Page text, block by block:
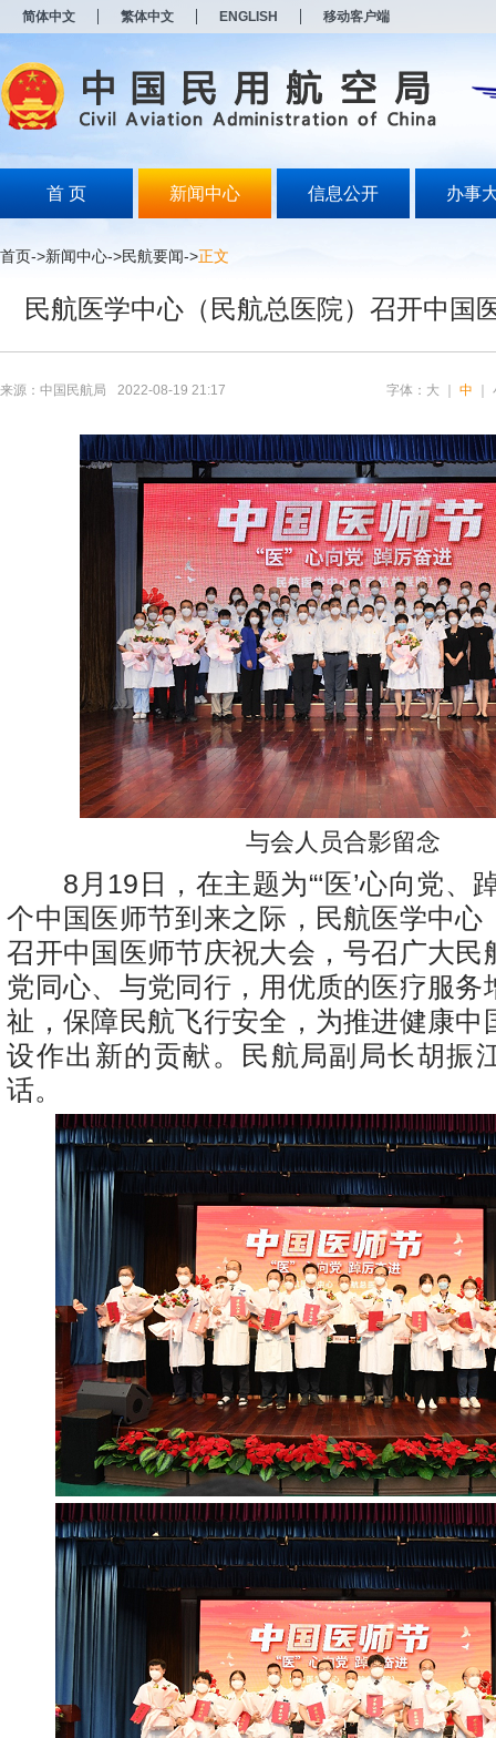
简体中文 繁体中文 ENGLISH 移动客户端
首 页 新闻中心 信息公开 办事
首页->新闻中心->民航要闻->正文
民航医学中心（民航总医院）召开中国
来源：中国民航局 2022-08-19 21:17 字体： 大 中
与会人员合影留念
8月19日，在主题为“‘医’心向党、
个中国医师节到来之际，民航医学中心
召开中国医师节庆祝大会，号召广大民
党同心、与党同行，用优质的医疗服务
祉，保障民航飞行安全，为推进健康中
设作出新的贡献。民航局副局长胡振
话。
打
开
无
障
说
按
Alt
开